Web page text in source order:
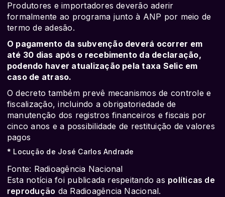
Produtores e importadores deverão aderir
formalmente ao programa junto à ANP por meio de
termo de adesão.
O pagamento da subvenção deverá ocorrer em
até 30 dias após o recebimento da declaração,
podendo haver atualização pela taxa Selic em
caso de atraso.
O decreto também prevê mecanismos de controle e
fiscalização, incluindo a obrigatoriedade de
manutenção dos registros financeiros e fiscais por
cinco anos e a possibilidade de restituição de valores
pagos
* Locução de José Carlos Andrade
Fonte: Radioagência Nacional
Esta notícia foi publicada respeitando as políticas de
reprodução da Radioagência Nacional.